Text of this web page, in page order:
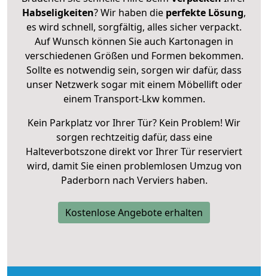
Habseligkeiten? Wir haben die perfekte Lösung,
es wird schnell, sorgfältig, alles sicher verpackt.
Auf Wunsch können Sie auch Kartonagen in
verschiedenen Größen und Formen bekommen.
Sollte es notwendig sein, sorgen wir dafür, dass
unser Netzwerk sogar mit einem Möbellift oder
einem Transport-Lkw kommen.
Kein Parkplatz vor Ihrer Tür? Kein Problem! Wir
sorgen rechtzeitig dafür, dass eine
Halteverbotszone direkt vor Ihrer Tür reserviert
wird, damit Sie einen problemlosen Umzug von
Paderborn nach Verviers haben.
Kostenlose Angebote erhalten